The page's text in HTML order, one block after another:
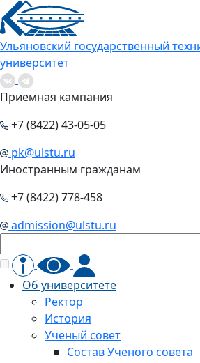
Ульяновский государственный
университет
Приемная кампания
+7 (8422) 43-05-05
pk@ulstu.ru
Иностранным гражданам
+7 (8422) 778-458
admission@ulstu.ru
Об университете
Ректор
История
Ученый совет
Состав Ученого совета